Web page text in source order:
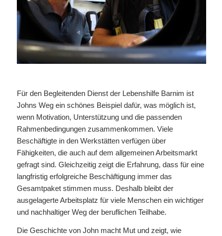
Für den Begleitenden Dienst der Lebenshilfe Barnim ist
Johns Weg ein schönes Beispiel dafür, was möglich ist,
wenn Motivation, Unterstützung und die passenden
Rahmenbedingungen zusammenkommen. Viele
Beschäftigte in den Werkstätten verfügen über
Fähigkeiten, die auch auf dem allgemeinen Arbeitsmarkt
gefragt sind. Gleichzeitig zeigt die Erfahrung, dass für eine
langfristig erfolgreiche Beschäftigung immer das
Gesamtpaket stimmen muss. Deshalb bleibt der
ausgelagerte Arbeitsplatz für viele Menschen ein wichtiger
und nachhaltiger Weg der beruflichen Teilhabe.
Die Geschichte von John macht Mut und zeigt, wie